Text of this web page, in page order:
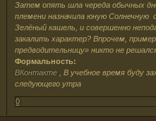
Затем опять шла череда обычных
племени назначила юную Солнечную
Зелёный кашель, и совершенно
закалить характер? Впрочем,
предводительницу» никто не
Формальность:
ВКонтакте , В учебное время буду
следующего утра
0